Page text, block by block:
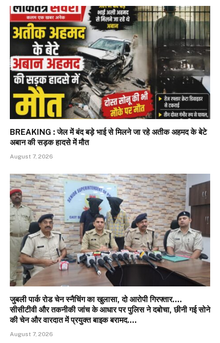
BREAKING : जेल में बंद बड़े भाई से मिलने जा रहे अतीक अहमद के बेटे
अबान की सड़क हादसे में मौत
August 7, 2026
जुबली पार्क रोड चेन स्नैचिंग का खुलासा, दो आरोपी गिरफ्तार….
सीसीटीवी और तकनीकी जांच के आधार पर पुलिस ने दबोचा, छीनी गई सोने
की चेन और वारदात में प्रयुक्त बाइक बरामद….
August 7, 2026